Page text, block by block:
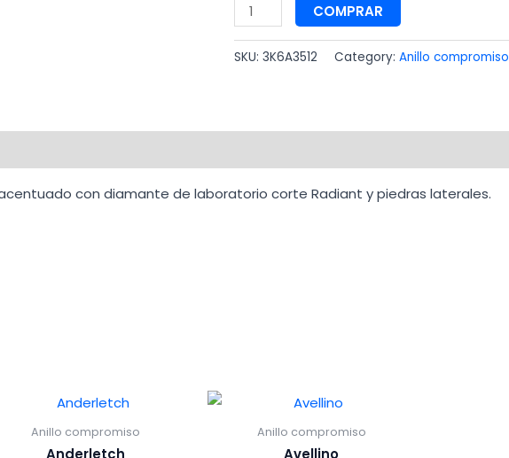
COMPRAR
SKU: 3K6A3512 Category: Anillo compromiso
con diamante de laboratorio corte Radiant y piedras laterales.
Anillo compromiso
Anderletch
Anillo compromiso
Avellino